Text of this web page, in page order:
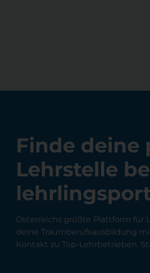
Finde deine
Lehrstelle
Österreichs größte Plattform für
deine Traumberufsausbildung
Kontakt zu Top-Lehrbetrieben.